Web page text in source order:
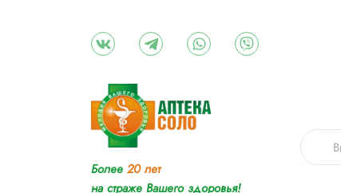
Более 20 лет
на страже Вашего здоровья!